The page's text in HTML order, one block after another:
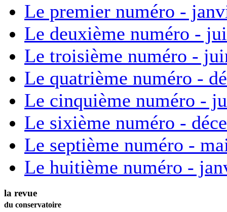
Le premier numéro -
Le deuxième numéro -
Le troisième numéro -
Le quatrième numéro -
Le cinquième numéro -
Le sixième numéro -
Le septième numéro -
Le huitième numéro -
la revue
du conservatoire